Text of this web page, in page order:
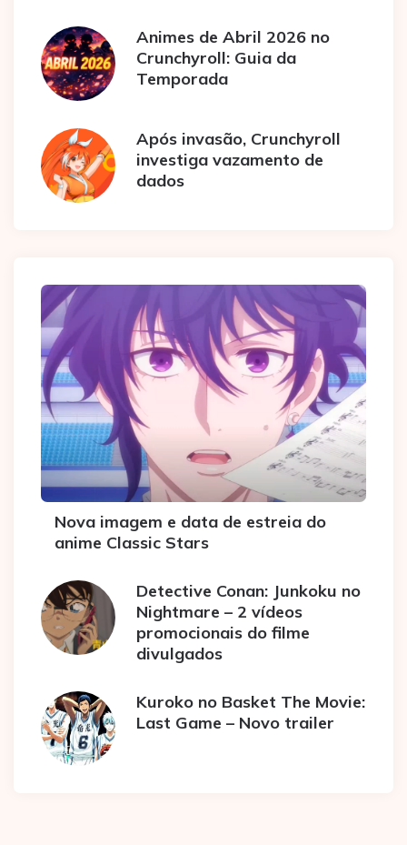
Animes de Abril 2026 no
Crunchyroll: Guia da
Temporada
Após invasão, Crunchyroll
investiga vazamento de
dados
Nova imagem e data de estreia do
anime Classic Stars
Detective Conan: Junkoku no
Nightmare – 2 vídeos
promocionais do filme
divulgados
Kuroko no Basket The Movie:
Last Game – Novo trailer